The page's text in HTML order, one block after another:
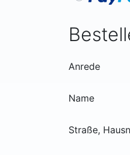
Anrede
Name
Straße,